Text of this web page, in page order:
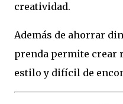
creatividad.
Además de ahorrar
prenda permite crear
estilo y difícil de